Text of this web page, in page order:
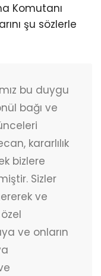
Komutanı
şu sözlerle
bu duygu
bağı ve
kararlılık
bizlere
Sizler
ve
ve onların